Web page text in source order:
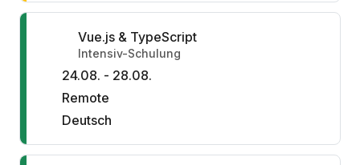
Vue.js & TypeScript
Intensiv-Schulung
24.08. - 28.08.
Remote
Deutsch